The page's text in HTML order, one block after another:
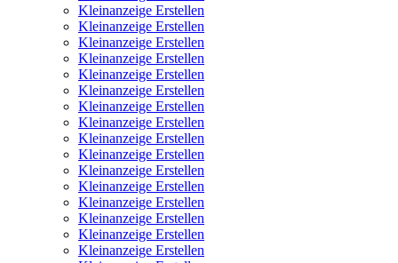
Kleinanzeige Erstellen
Kleinanzeige Erstellen
Kleinanzeige Erstellen
Kleinanzeige Erstellen
Kleinanzeige Erstellen
Kleinanzeige Erstellen
Kleinanzeige Erstellen
Kleinanzeige Erstellen
Kleinanzeige Erstellen
Kleinanzeige Erstellen
Kleinanzeige Erstellen
Kleinanzeige Erstellen
Kleinanzeige Erstellen
Kleinanzeige Erstellen
Kleinanzeige Erstellen
Kleinanzeige Erstellen